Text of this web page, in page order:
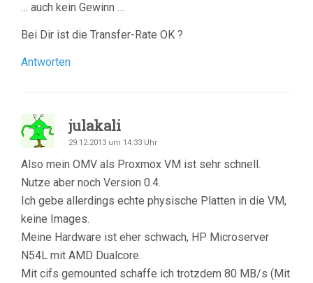
… auch kein Gewinn …
Bei Dir ist die Transfer-Rate OK ?
Antworten
julakali
29.12.2013 um 14:33 Uhr
Also mein OMV als Proxmox VM ist sehr schnell.
Nutze aber noch Version 0.4.
Ich gebe allerdings echte physische Platten in die VM,
keine Images.
Meine Hardware ist eher schwach, HP Microserver
N54L mit AMD Dualcore.
Mit cifs gemounted schaffe ich trotzdem 80 MB/s (Mit